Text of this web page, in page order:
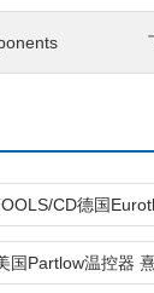
国Partlow温控器